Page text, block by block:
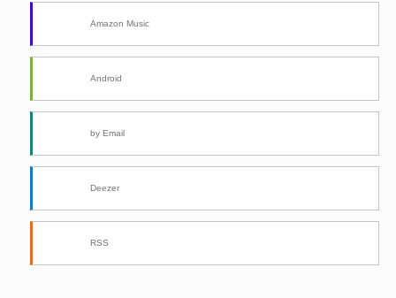
Amazon Music
Android
by Email
Deezer
RSS